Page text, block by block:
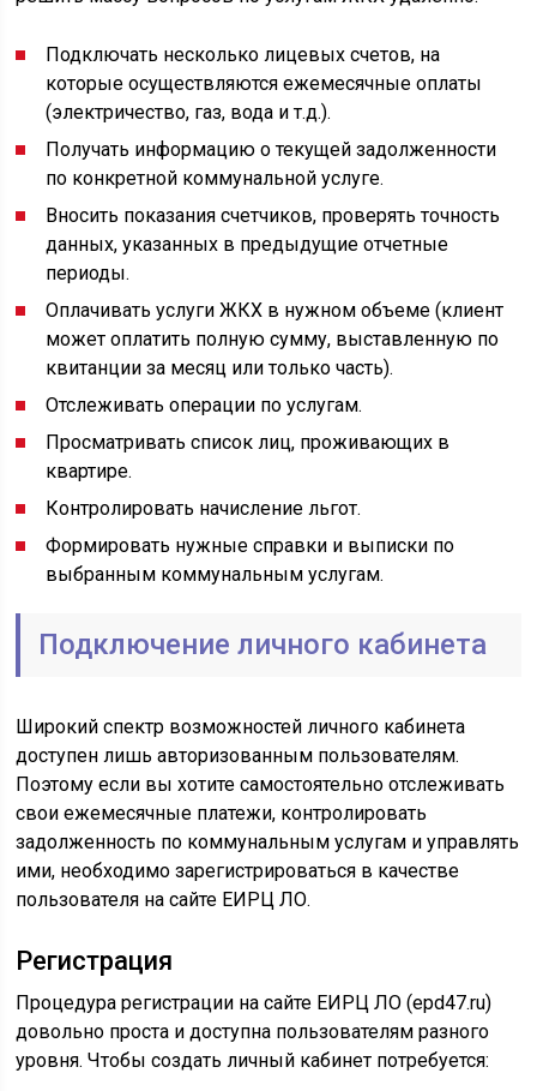
Подключать несколько лицевых счетов, на
которые осуществляются ежемесячные оплаты
(электричество, газ, вода и т.д.).
Получать информацию о текущей задолженности
по конкретной коммунальной услуге.
Вносить показания счетчиков, проверять точность
данных, указанных в предыдущие отчетные
периоды.
Оплачивать услуги ЖКХ в нужном объеме (клиент
может оплатить полную сумму, выставленную по
квитанции за месяц или только часть).
Отслеживать операции по услугам.
Просматривать список лиц, проживающих в
квартире.
Контролировать начисление льгот.
Формировать нужные справки и выписки по
выбранным коммунальным услугам.
Подключение личного кабинета
Широкий спектр возможностей личного кабинета
доступен лишь авторизованным пользователям.
Поэтому если вы хотите самостоятельно отслеживать
свои ежемесячные платежи, контролировать
задолженность по коммунальным услугам и управлять
ими, необходимо зарегистрироваться в качестве
пользователя на сайте ЕИРЦ ЛО.
Регистрация
Процедура регистрации на сайте ЕИРЦ ЛО (epd47.ru)
довольно проста и доступна пользователям разного
уровня. Чтобы создать личный кабинет потребуется: